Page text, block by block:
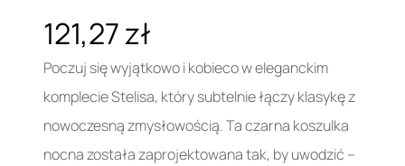
121,27 zł
Poczuj się wyjątkowo i kobieco w eleganckim
komplecie Stelisa, który subtelnie łączy klasykę z
nowoczesną zmysłowością. Ta czarna koszulka
nocna została zaprojektowana tak, by uwodzić –